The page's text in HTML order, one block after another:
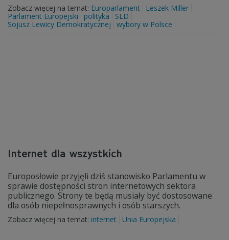
Zobacz więcej na temat: Europarlament
Leszek Miller
Parlament Europejski
polityka
SLD
Sojusz Lewicy Demokratycznej
wybory w Polsce
Internet dla wszystkich
Europosłowie przyjęli dziś stanowisko Parlamentu w
sprawie dostępności stron internetowych sektora
publicznego. Strony te będą musiały być dostosowane
dla osób niepełnosprawnych i osób starszych.
Zobacz więcej na temat: internet Unia Europejska